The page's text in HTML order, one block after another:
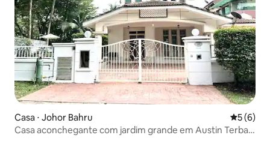
Casa ⋅ Johor Bahru 5 de
5 (6)
Casa aconchegante com jardim grande em Austin Terbau